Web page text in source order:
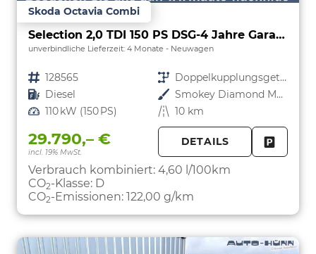
Skoda Octavia Combi
Selection 2,0 TDI 150 PS DSG-4 Jahre Garantie-PDC vorne und hinten-Sitzheizung-Smart Link
unverbindliche Lieferzeit: 4 Monate Neuwagen
Fahrzeugnr. 128565 Getriebe
Doppelkupplungsgetriebe (DSG)
Kraftstoff Diesel Außenfarbe
Smokey Diamond Metallic
Leistung 110 kW (150 PS) Kilometerstand 10 km
29.790,– €
incl. 19% MwSt.
DETAILS
Verbrauch kombiniert: 4,60 l/100km
CO2-Klasse: D
CO2-Emissionen: 122,00 g/km